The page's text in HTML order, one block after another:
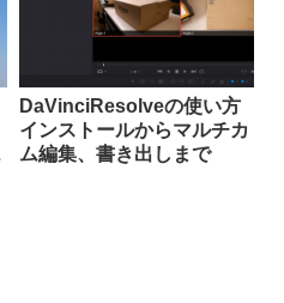
DaVinciResolveの使い方
インストールからマルチカ
ム編集、書き出しまで